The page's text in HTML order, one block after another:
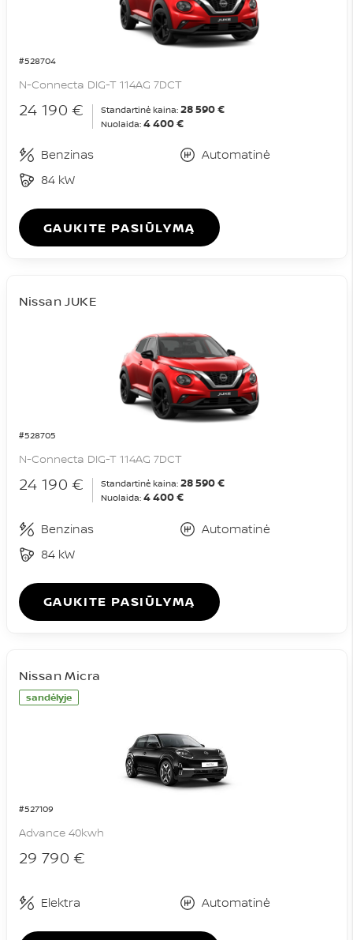
#528704
N-Connecta DIG-T 114AG 7DCT
24 190 € Standartinė kaina: 28 590 €
Nuolaida: 4 400 €
Benzinas
Automatinė
84 kW
GAUKITE PASIŪLYMĄ
#528705
Nissan JUKE
N-Connecta DIG-T 114AG 7DCT
24 190 € Standartinė kaina: 28 590 €
Nuolaida: 4 400 €
Benzinas
Automatinė
84 kW
GAUKITE PASIŪLYMĄ
sandėlyje
#527109
Nissan Micra
Advance 40kwh
29 790 €
Elektra Automatinė